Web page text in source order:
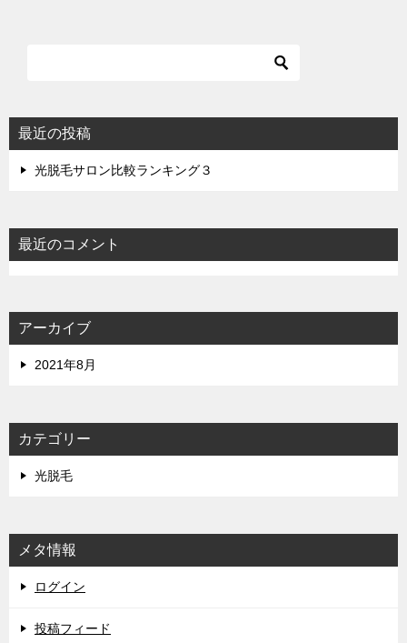
シ
ョ
最近の投稿
光脱毛サロン比較ランキング３
最近のコメント
アーカイブ
2021年8月
カテゴリー
光脱毛
メタ情報
ログイン
投稿フィード